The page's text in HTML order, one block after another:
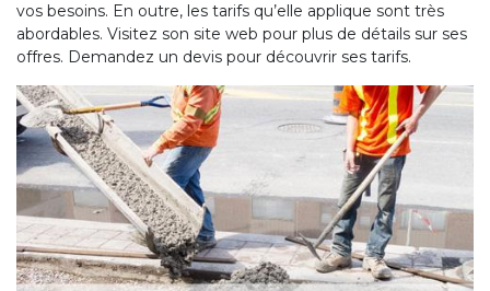
vos besoins. En outre, les tarifs qu’elle applique sont très
abordables. Visitez son site web pour plus de détails sur ses
offres. Demandez un devis pour découvrir ses tarifs.